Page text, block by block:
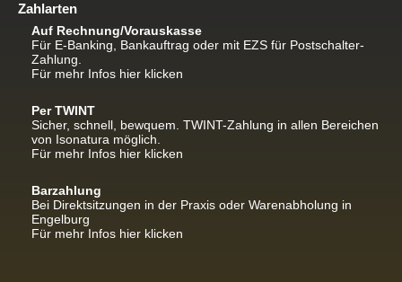
Zahlarten
Auf Rechnung/Vorauskasse
Für E-Banking, Bankauftrag oder mit EZS für Postschalter-
Zahlung.
Für mehr Infos hier klicken
Per TWINT
Sicher, schnell, bewquem. TWINT-Zahlung in allen Bereichen
von Isonatura möglich.
Für mehr Infos hier klicken
Barzahlung
Bei Direktsitzungen in der Praxis oder Warenabholung in
Engelburg
Für mehr Infos hier klicken